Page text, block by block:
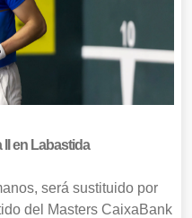
en Labastida
será sustituido por
del Masters CaixaBank